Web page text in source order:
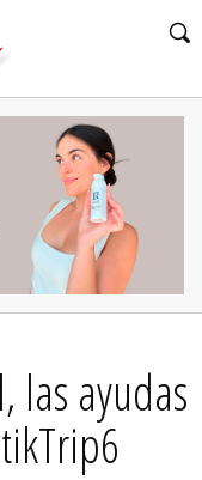
las ayudas